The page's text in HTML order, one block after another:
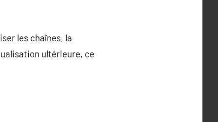
les chaînes, la
ultérieure, ce